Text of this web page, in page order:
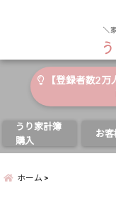
【登録者数2万
うり家計簿
購入
お
ホーム